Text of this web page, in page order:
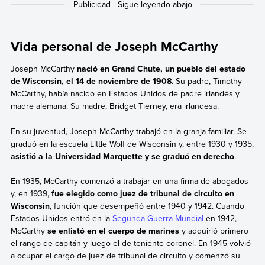
Vida personal de Joseph McCarthy
Joseph McCarthy nació en Grand Chute, un pueblo del estado
de Wisconsin, el 14 de noviembre de 1908. Su padre, Timothy
McCarthy, había nacido en Estados Unidos de padre irlandés y
madre alemana. Su madre, Bridget Tierney, era irlandesa.
En su juventud, Joseph McCarthy trabajó en la granja familiar. Se
graduó en la escuela Little Wolf de Wisconsin y, entre 1930 y 1935,
asistió a la Universidad Marquette y se graduó en derecho.
En 1935, McCarthy comenzó a trabajar en una firma de abogados
y, en 1939,fue elegido como juez de tribunal de circuito en
Wisconsin, función que desempeñó entre 1940 y 1942. Cuando
Estados Unidos entró en la Segunda Guerra Mundial en 1942,
McCarthyse enlistó en el cuerpo de marinesy adquirió primero
el rango de capitán y luego el de teniente coronel. En 1945 volvió
a ocupar el cargo de juez de tribunal de circuito y comenzó su